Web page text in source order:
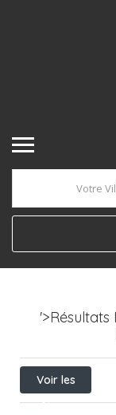
'>Résultats
Voir les
filtres